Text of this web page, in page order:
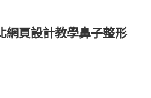
網頁設計教學鼻子整形